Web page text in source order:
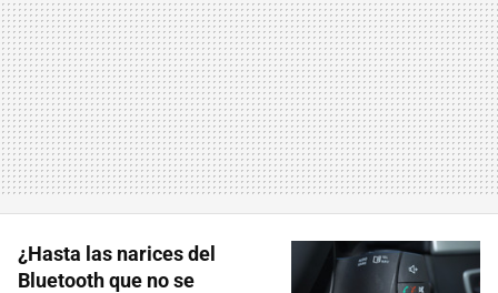
¿Hasta las narices del
Bluetooth que no se